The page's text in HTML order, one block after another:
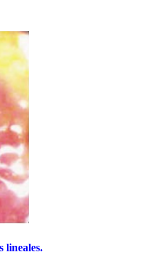
lineales.